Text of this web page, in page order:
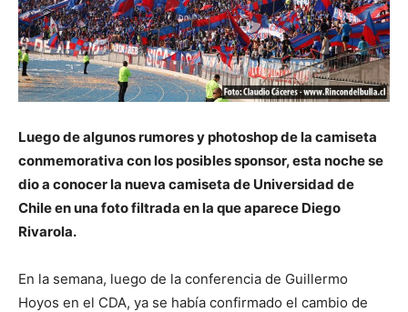
Luego de algunos rumores y photoshop de la camiseta
conmemorativa con los posibles sponsor, esta noche se
dio a conocer la nueva camiseta de Universidad de
Chile en una foto filtrada en la que aparece Diego
Rivarola.
En la semana, luego de la conferencia de Guillermo
Hoyos en el CDA, ya se había confirmado el cambio de